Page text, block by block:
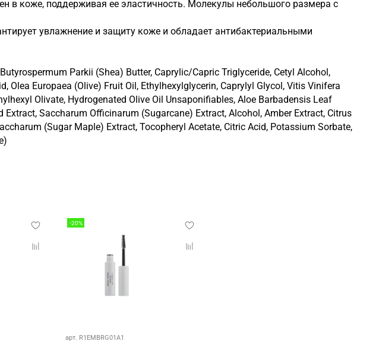
в коже, поддерживая ее эластичность. Молекулы небольшого размера с
увлажнение и защиту коже и обладает антибактериальными
Europaea (Olive) Fruit Oil, Ethylhexylglycerin, Caprylyl Glycol, Vitis Vinifera
Olivate, Hydrogenated Olive Oil Unsaponifiables, Aloe Barbadensis Leaf
Saccharum Officinarum (Sugarcane) Extract, Alcohol, Amber Extract, Citrus
(Sugar Maple) Extract, Tocopheryl Acetate, Citric Acid, Potassium Sorbate,
-20%
арт. R1EMBRG01A1